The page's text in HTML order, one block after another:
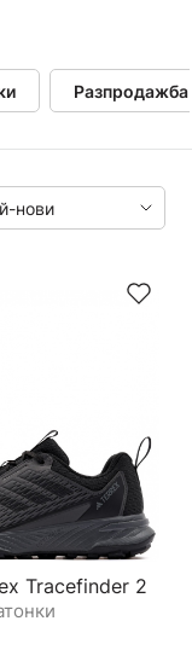
Разпродажба
Tracefinder 2